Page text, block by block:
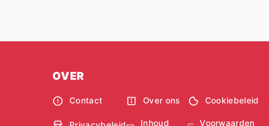
OVER
Contact Over ons Cookiebeleid
Inhoud Voorwaarden